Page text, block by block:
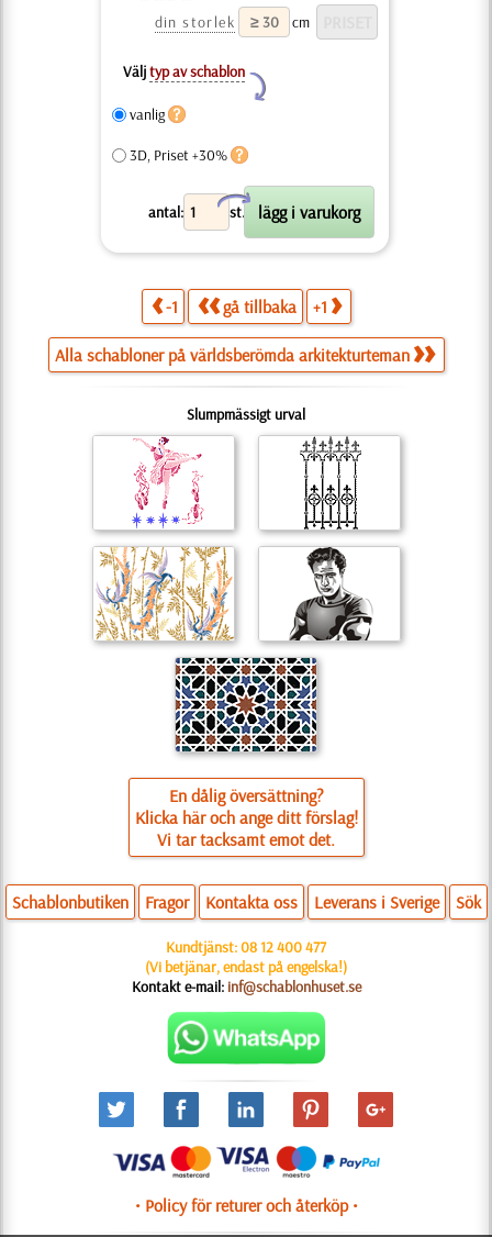
din storlek
cm
Väljtyp av schablon
Y
vanlig
3D, Priset +30%
antal: st.
X
-1 gå tillbaka +1
Alla schabloner på världsberömda arkitekturteman
Slumpmässigt urval
En dålig översättning?
Klicka här och ange ditt förslag!
Vi tar tacksamt emot det.
Schablonbutiken Fragor Kontakta oss Leverans i Sverige Sök
Kundtjänst:08 12 400 477
(Vi betjänar, endast på engelska!)
Kontakt e-mail: inf@schablonhuset.se
• Policy för returer och återköp •